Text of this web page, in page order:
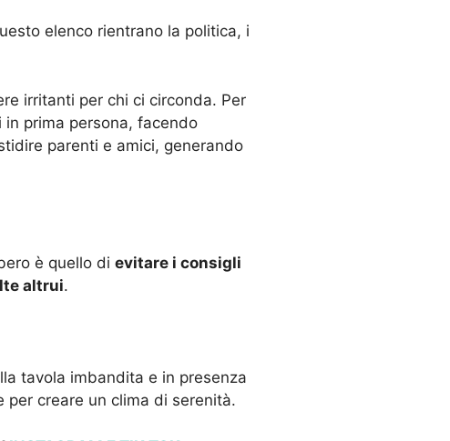
elenco rientrano la politica, i
irritanti per chi ci circonda. Per
prima persona, facendo
parenti e amici, generando
è quello di evitare i consigli
altrui.
tavola imbandita e in presenza
per creare un clima di serenità.